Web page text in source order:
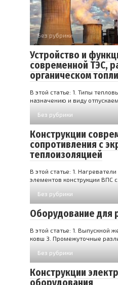
Без рубрики
Устройство и
современной ТЭС,
органическом
В этой статье: 1. Типы
назначению и виду
Без рубрики
Конструкции
сопротивления с
теплоизоляцией
В этой статье: 1.
элементов конструкции ВПС
Без рубрики
Оборудование для
В этой статье: 1. Выпускной
ковш 3. Промежуточные
Без рубрики
Конструкции
оборудования